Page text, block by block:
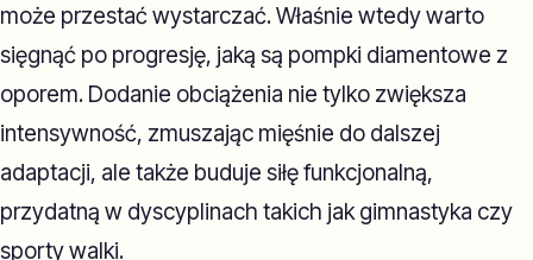
może przestać wystarczać. Właśnie wtedy warto
sięgnąć po progresję, jaką są pompki diamentowe z
oporem. Dodanie obciążenia nie tylko zwiększa
intensywność, zmuszając mięśnie do dalszej
adaptacji, ale także buduje siłę funkcjonalną,
przydatną w dyscyplinach takich jak gimnastyka czy
sporty walki.